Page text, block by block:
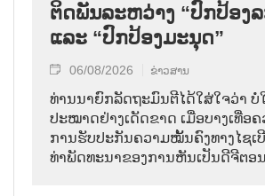
ຕິດພັນລະຫວ່າງ “ປົກປ້ອງ
ແລະ “ປົກປ້ອງມະນຸດ”
06/08/2026 ຂ່າວສານ
ທ່ານນາຍົກລັດຖະມົນຕີໄດ້ໃສ່ໃຈວ່າ ບໍ່
ປະໝາດຢ່າງເດັດຂາດ ເມື່ອບາງເທື່ອຄ
ການຮັບປະກັນຄວາມໝັ້ນຄົງທາງໄຊເ
ທ່າພັດທະນາຂອງການຫັນເປັນດີຈີຕອ